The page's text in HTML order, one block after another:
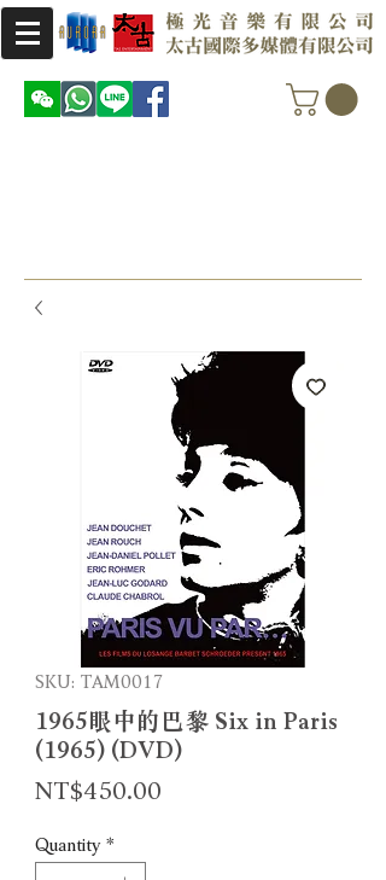
SKU: TAM0017
1965眼中的巴黎 Six in Paris
(1965) (DVD)
NT$450.00
Quantity *